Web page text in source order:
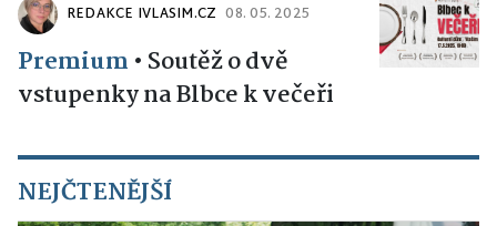
REDAKCE IVLASIM.CZ 08. 05. 2025
Premium • Soutěž o dvě
vstupenky na Blbce k večeři
NEJČTENĚJŠÍ